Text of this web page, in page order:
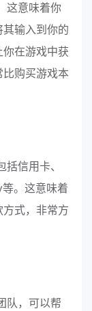
这意味着你
输入到你的
在游戏中获
购买游戏本
信用卡、
。这意味着
式，非常方
队，可以帮